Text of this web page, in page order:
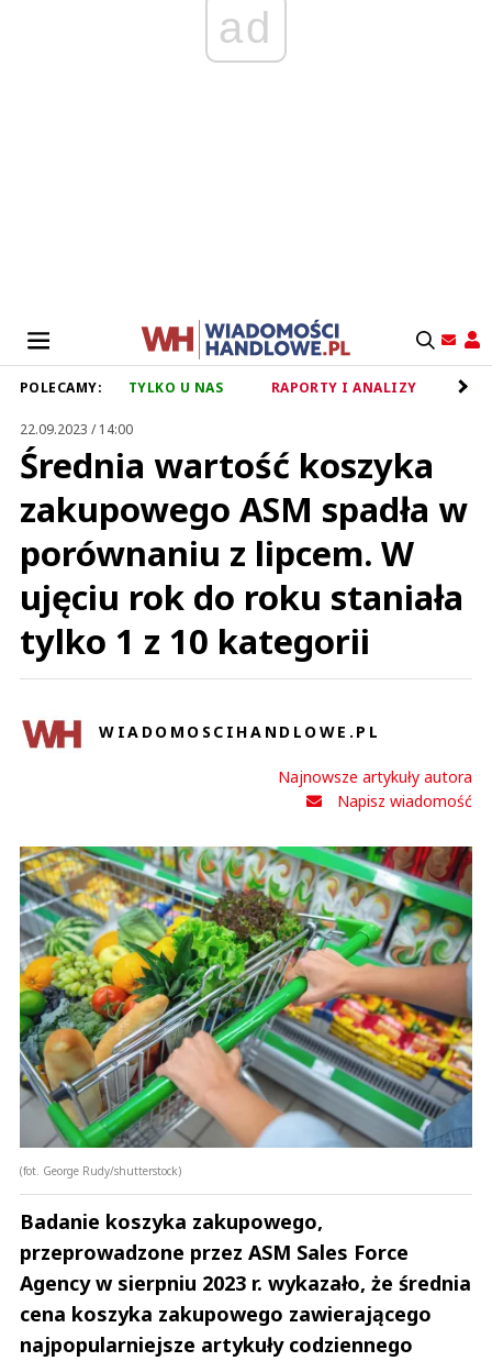
ad
POLECAMY: TYLKO U NAS RAPORTY I ANALIZY
22.09.2023 / 14:00
Średnia wartość koszyka
zakupowego ASM spadła w
porównaniu z lipcem. W
ujęciu rok do roku staniała
tylko 1 z 10 kategorii
WIADOMOSCIHANDLOWE.PL
Najnowsze artykuły autora
Napisz wiadomość
(fot. George Rudy/shutterstock)
Badanie koszyka zakupowego,
przeprowadzone przez ASM Sales Force
Agency w sierpniu 2023 r. wykazało, że średnia
cena koszyka zakupowego zawierającego
najpopularniejsze artykuły codziennego